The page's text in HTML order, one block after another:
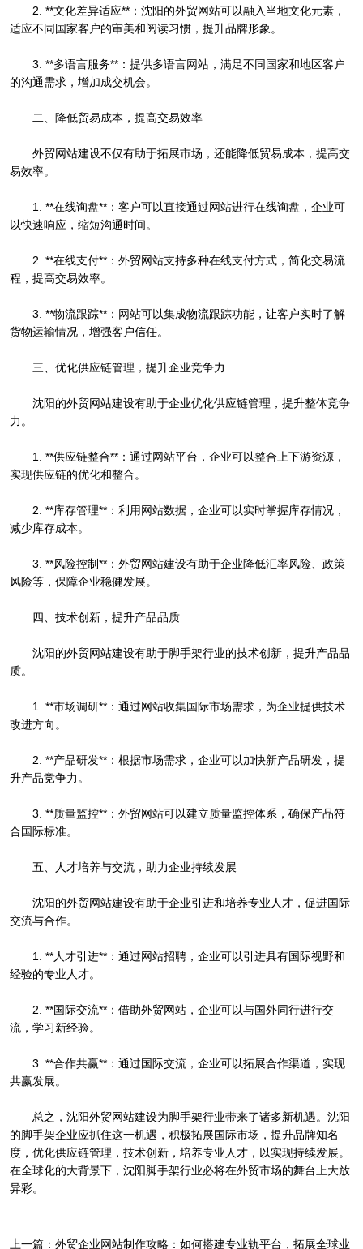
2. **文化差异适应**：沈阳的外贸网站可以融入当地文化元素，
适应不同国家客户的审美和阅读习惯，提升品牌形象。
3. **多语言服务**：提供多语言网站，满足不同国家和地区客户
的沟通需求，增加成交机会。
二、降低贸易成本，提高交易效率
外贸网站建设不仅有助于拓展市场，还能降低贸易成本，提高交
易效率。
1. **在线询盘**：客户可以直接通过网站进行在线询盘，企业可
以快速响应，缩短沟通时间。
2. **在线支付**：外贸网站支持多种在线支付方式，简化交易流
程，提高交易效率。
3. **物流跟踪**：网站可以集成物流跟踪功能，让客户实时了解
货物运输情况，增强客户信任。
三、优化供应链管理，提升企业竞争力
沈阳的外贸网站建设有助于企业优化供应链管理，提升整体竞争
力。
1. **供应链整合**：通过网站平台，企业可以整合上下游资源，
实现供应链的优化和整合。
2. **库存管理**：利用网站数据，企业可以实时掌握库存情况，
减少库存成本。
3. **风险控制**：外贸网站建设有助于企业降低汇率风险、政策
风险等，保障企业稳健发展。
四、技术创新，提升产品品质
沈阳的外贸网站建设有助于脚手架行业的技术创新，提升产品品
质。
1. **市场调研**：通过网站收集国际市场需求，为企业提供技术
改进方向。
2. **产品研发**：根据市场需求，企业可以加快新产品研发，提
升产品竞争力。
3. **质量监控**：外贸网站可以建立质量监控体系，确保产品符
合国际标准。
五、人才培养与交流，助力企业持续发展
沈阳的外贸网站建设有助于企业引进和培养专业人才，促进国际
交流与合作。
1. **人才引进**：通过网站招聘，企业可以引进具有国际视野和
经验的专业人才。
2. **国际交流**：借助外贸网站，企业可以与国外同行进行交
流，学习新经验。
3. **合作共赢**：通过国际交流，企业可以拓展合作渠道，实现
共赢发展。
总之，沈阳外贸网站建设为脚手架行业带来了诸多新机遇。沈阳
的脚手架企业应抓住这一机遇，积极拓展国际市场，提升品牌知名
度，优化供应链管理，技术创新，培养专业人才，以实现持续发展。
在全球化的大背景下，沈阳脚手架行业必将在外贸市场的舞台上大放
异彩。
上一篇： 外贸企业网站制作攻略：如何搭建专业轨平台，拓展全球业